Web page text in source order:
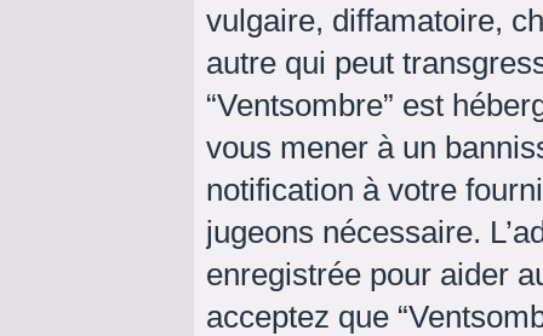
vulgaire, diffamatoire,
autre qui peut
“Ventsombre” est
vous mener à un
notification à votre
jugeons nécessaire.
enregistrée pour aider
acceptez que